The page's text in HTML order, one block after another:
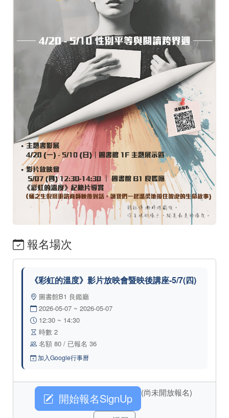
報名場次
《彩虹的溫度》影片放映會暨映後講座-5/7(四)
圖書館B1 良鑑廳
2026-05-07 ~ 2026-05-07
12:30 ~ 14:30
時數 2
名額 80 / 已報名 36
加入Google行事曆
開始報名SignUp (尚未開放報名)